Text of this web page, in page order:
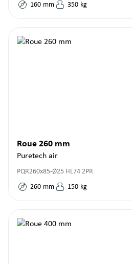
160 mm 350 kg
Roue 260 mm
Puretech air
PQR260x85-Ø25 HL74 2PR
260 mm 150 kg